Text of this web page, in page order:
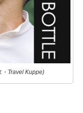
・Travel Kuppe)